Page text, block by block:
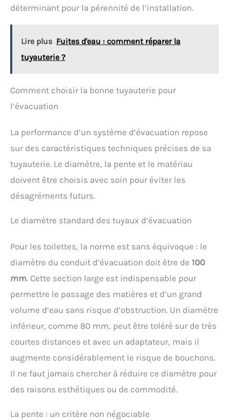
Facile à installer, ce WC à poser est livré avec des
n'importe quelle pièce de votre logement. FABRIQUÉ
EN FRANCE : Fabriqué dans une usine française, ce
WC à broyeur intégré bénéficie d'une conception
déterminant pour la pérennité de l’installation.
Lire plus Fuites d'eau : comment réparer la
tuyauterie ?
Comment choisir la bonne tuyauterie pour
l’évacuation
La performance d’un système d’évacuation repose
sur des caractéristiques techniques précises de sa
tuyauterie. Le diamètre, la pente et le matériau
doivent être choisis avec soin pour éviter les
désagréments futurs.
Le diamètre standard des tuyaux d’évacuation
Pour les toilettes, la norme est sans équivoque : le
diamètre du conduit d’évacuation doit être de 100
mm. Cette section large est indispensable pour
permettre le passage des matières et d’un grand
volume d’eau sans risque d’obstruction. Un diamètre
inférieur, comme 80 mm, peut être toléré sur de très
courtes distances et avec un adaptateur, mais il
augmente considérablement le risque de bouchons.
Il ne faut jamais chercher à réduire ce diamètre pour
des raisons esthétiques ou de commodité.
La pente : un critère non négociable